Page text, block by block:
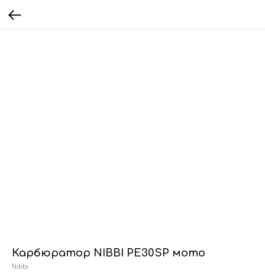
Карбюратор NIBBI PE30SP мото
Nibbi